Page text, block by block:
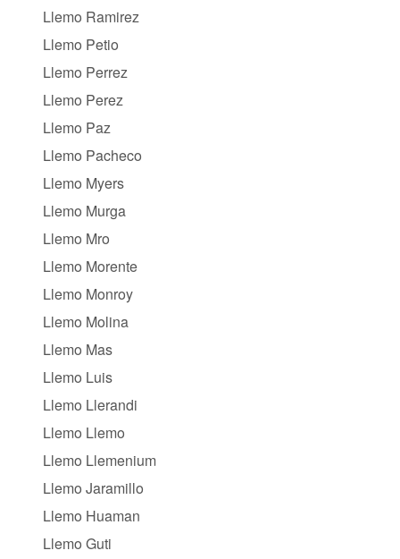
Llemo Ramirez
Llemo Petio
Llemo Perrez
Llemo Perez
Llemo Paz
Llemo Pacheco
Llemo Myers
Llemo Murga
Llemo Mro
Llemo Morente
Llemo Monroy
Llemo Molina
Llemo Mas
Llemo Luis
Llemo Llerandi
Llemo Llemo
Llemo Llemenium
Llemo Jaramillo
Llemo Huaman
Llemo Guti